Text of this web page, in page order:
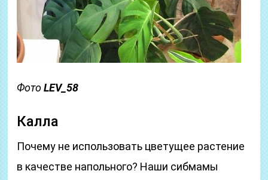
ФотоLEV_58
Калла
Почему не использовать цветущее растение
в качестве напольного? Наши сибмамы